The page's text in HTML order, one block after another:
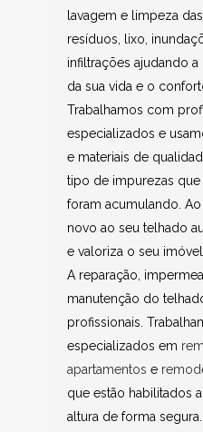
lavagem e limpeza
resíduos, lixo,
infiltrações ajudando
da sua vida e o
Trabalhamos com
especializados e
e materiais de
tipo de impurezas
foram acumulando.
novo ao seu telhado
e valoriza o seu imóvel.
A reparação,
manutenção do
profissionais.
especializados em
apartamentos e
que estão habilitados
altura de forma segura.